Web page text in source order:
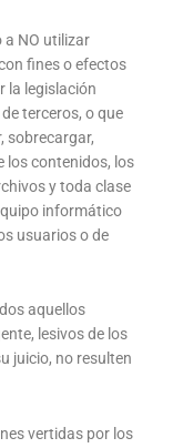
a NO utilizar
fines o efectos
la legislación
terceros, o que
sobrecargar,
los contenidos, los
y toda clase
informático
usuarios o de
aquellos
lesivos de los
juicio, no resulten
vertidas por los